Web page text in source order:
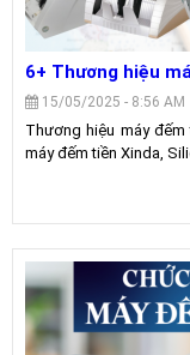
6+ Thương hiệu
15/05/2025 - 8:56 AM
Thương hiệu máy
máy đếm tiền Xinda,